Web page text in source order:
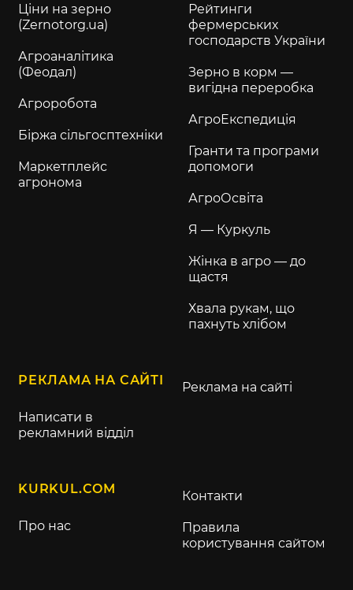
Ціни на зерно
(Zernotorg.ua)
Агроаналітика
(Феодал)
Агроробота
Біржа сільгосптехніки
Маркетплейс
агронома
Рейтинги
фермерських
господарств України
Зерно в корм —
вигідна переробка
АгроЕкспедиція
Гранти та програми
допомоги
АгроОсвіта
Я — Куркуль
Жінка в агро — до
щастя
Хвала рукам, що
пахнуть хлібом
РЕКЛАМА НА САЙТІ
Написати в
рекламний відділ
Реклама на сайті
KURKUL.COM
Про нас
Контакти
Правила
користування сайтом